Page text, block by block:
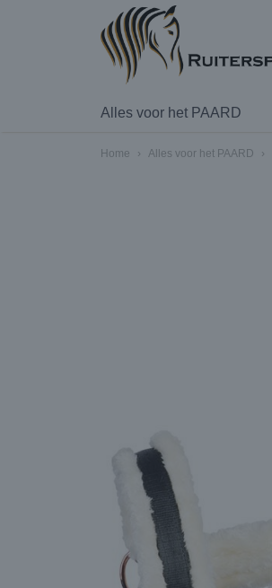
Alles voor het PAARD
Home › Alles voor het PAARD ›